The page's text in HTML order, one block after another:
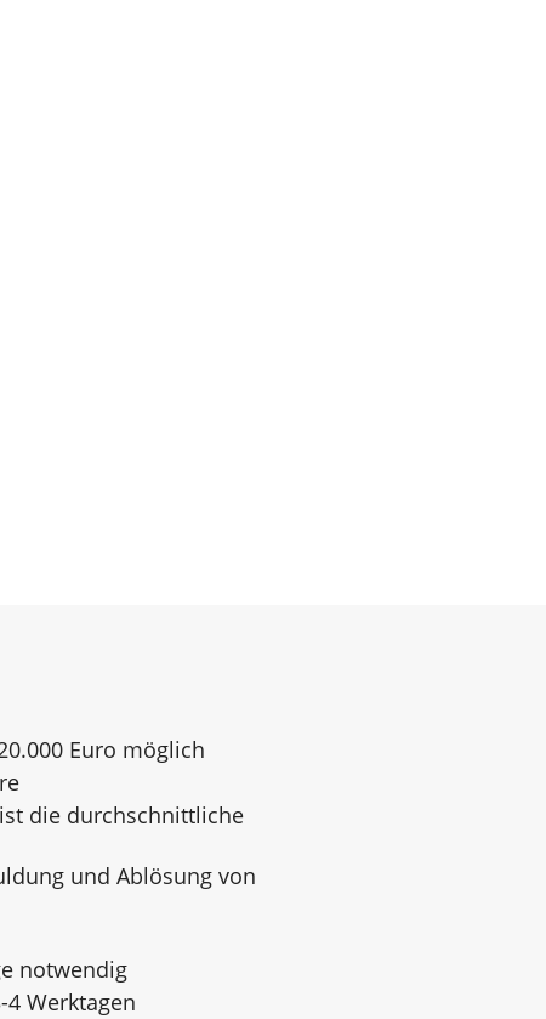
Euro möglich
die durchschnittliche
und Ablösung von
notwendig
Werktagen